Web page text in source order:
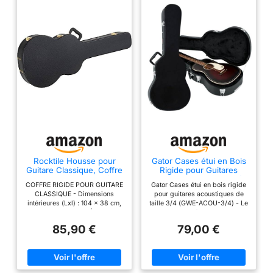
Rocktile Housse pour
Guitare Classique, Coffre
COFFRE RIGIDE POUR GUITARE
CLASSIQUE - Dimensions
intérieures (Lxl) : 104 x 38 cm,
Poids : 3,6 kg INTÉRIEUR -
douce pour une protection
accessoires avec couvercle
EXTÉRIEUR - Poignée robuste ;
3 fermoirs à pression (dont un
85,90 €
Gator Cases étui en Bois
Rigide pour Guitares
Gator Cases étui en bois rigide
pour guitares acoustiques de
taille 3/4 (GWE-ACOU-3/4) - Le
résiste à des années
ergonomique offrant une prise
en main confortable, équilibrant
parfaitement le poids de votre
79,00 €